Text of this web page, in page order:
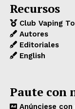
Recursos
Club Vaping
Autores
Editoriales
English
Paute con
Anúnciese